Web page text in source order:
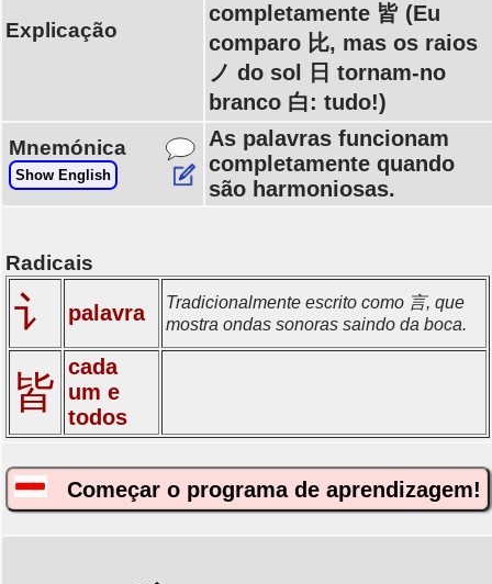
Explicação
completamente 皆 (Eu
comparo 比, mas os raios
ノ do sol 日 tornam-no
branco 白: tudo!)
Mnemónica
Show English
As palavras funcionam
completamente quando
são harmoniosas.
Radicais
讠 palavra
Tradicionalmente escrito como 言, que
mostra ondas sonoras saindo da boca.
皆
cada
um e
todos
Começar o programa de aprendizagem!